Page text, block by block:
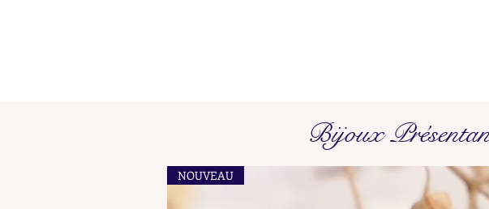
Find here our collated list, from
A A - A B, of French "losange"
shaped maker's marks for objects
Find
A A - A
shaped
in
Bijoux
NOUVEAU